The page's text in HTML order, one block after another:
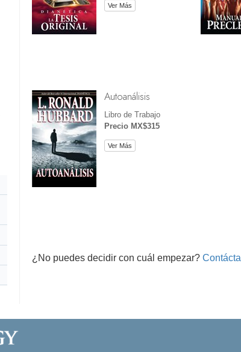
Ver Más
Autoanálisis
Libro de Trabajo
Precio MX$315
Ver Más
¿No puedes decidir con cuál empezar?